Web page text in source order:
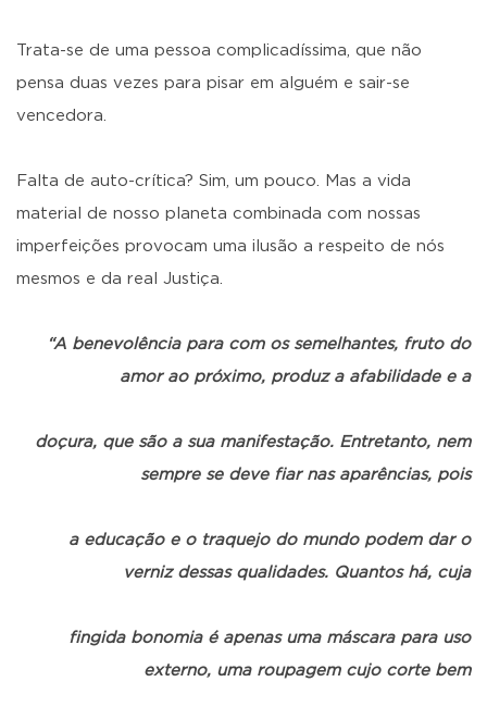
Trata-se de uma pessoa complicadíssima, que não
pensa duas vezes para pisar em alguém e sair-se
vencedora.
Falta de auto-crítica? Sim, um pouco. Mas a vida
material de nosso planeta combinada com nossas
imperfeições provocam uma ilusão a respeito de nós
mesmos e da real Justiça.
“A benevolência para com os semelhantes, fruto do
amor ao próximo, produz a afabilidade e a
doçura, que são a sua manifestação. Entretanto, nem
sempre se deve fiar nas aparências, pois
a educação e o traquejo do mundo podem dar o
verniz dessas qualidades. Quantos há, cuja
fingida bonomia é apenas uma máscara para uso
externo, uma roupagem cujo corte bem